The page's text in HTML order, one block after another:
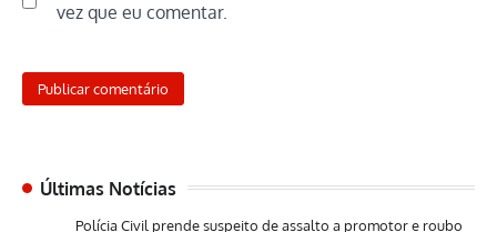
vez que eu comentar.
Últimas Notícias
Polícia Civil prende suspeito de assalto a promotor e roubo